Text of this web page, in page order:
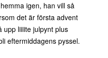
igen, han vill så
det är första advent
upp liiiite julpynt plus
eftermiddagens pyssel.